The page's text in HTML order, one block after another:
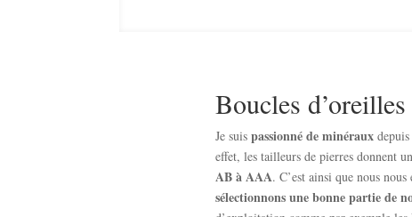
Boucles
Je suis passionné de minérauxdepuis
effet, les tailleurs de pierres donnent
AB à AAA. C’est ainsi que nous
sélectionnons une bonne partie de